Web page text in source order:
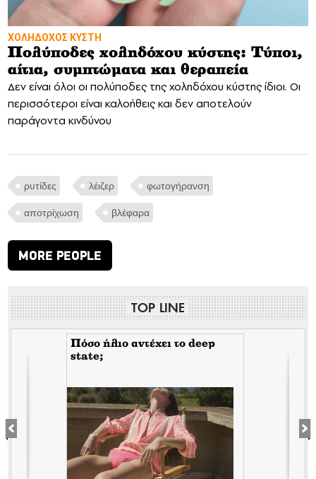
ΧΟΛΗΔΟΧΟΣ ΚΥΣΤΗ
Πολύποδες χοληδόχου κύστης: Τύποι,
αίτια, συμπτώματα και θεραπεία
Δεν είναι όλοι οι πολύποδες της χοληδόχου κύστης ίδιοι. Οι
περισσότεροι είναι καλοήθεις και δεν αποτελούν
παράγοντα κινδύνου
ρυτίδες λέιζερ φωτογήρανση
αποτρίχωση βλέφαρα
MORE PEOPLE
TOP LINE
Πόσο ήλιο αντέχει το deep
state;